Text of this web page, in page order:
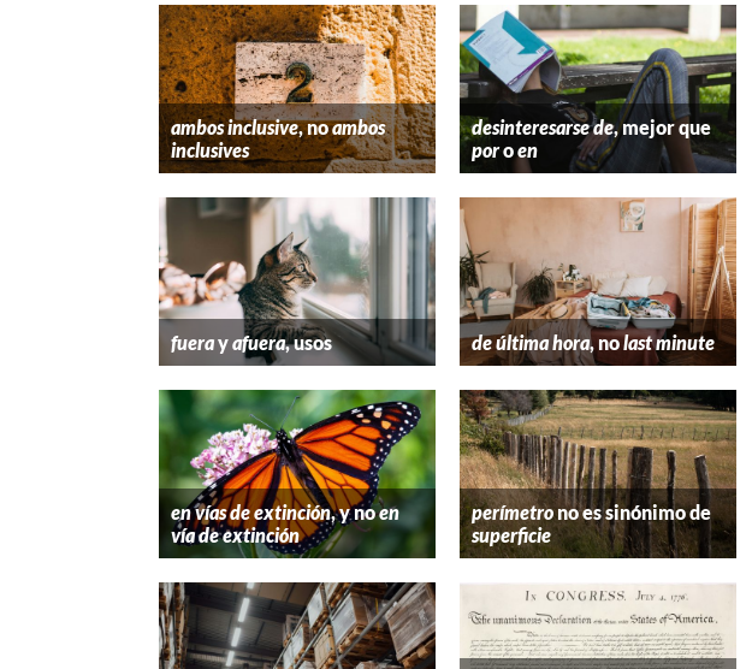
ambos inclusive, noambos
inclusives
desinteresarse de, mejor que
poroen
fuerayafuera, usos de última hora, nolast minute
en vías de extinción, y noen
vía de extinción
perímetrono es sinónimo de
superficie